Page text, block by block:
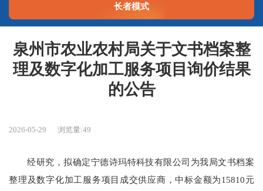
长者模式
泉州市农业农村局关于文书档案整
理及数字化加工服务项目询价结果
的公告
2026-05-29 浏览量:49
经研究，拟确定宁德诗玛特科技有限公司为我局文书档案
整理及数字化加工服务项目成交供应商，中标金额为15810元